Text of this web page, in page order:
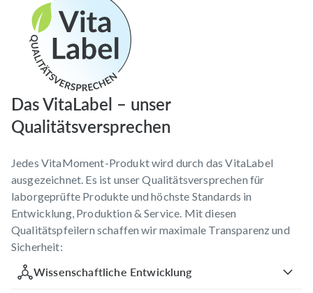
Das VitaLabel – unser
Qualitätsversprechen
Jedes VitaMoment-Produkt wird durch das VitaLabel
ausgezeichnet. Es ist unser Qualitätsversprechen für
laborgeprüfte Produkte und höchste Standards in
Entwicklung, Produktion & Service. Mit diesen
Qualitätspfeilern schaffen wir maximale Transparenz und
Sicherheit:
Wissenschaftliche Entwicklung